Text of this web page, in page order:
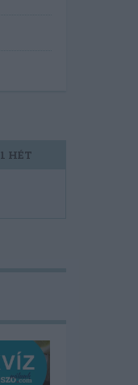
1 HÉT